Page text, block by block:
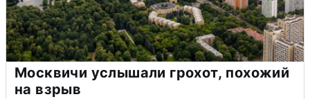
Москвичи услышали грохот, похожий
на взрыв